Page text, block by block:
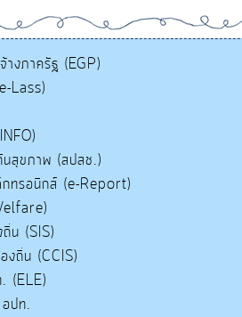
งภาครัฐ (EGP)
Lass)
นสุขภาพ (สปสช.)
กทรอนิกส์ (e-Report)
น (SIS)
งถิ่น (CCIS)
(ELE)
ปท.